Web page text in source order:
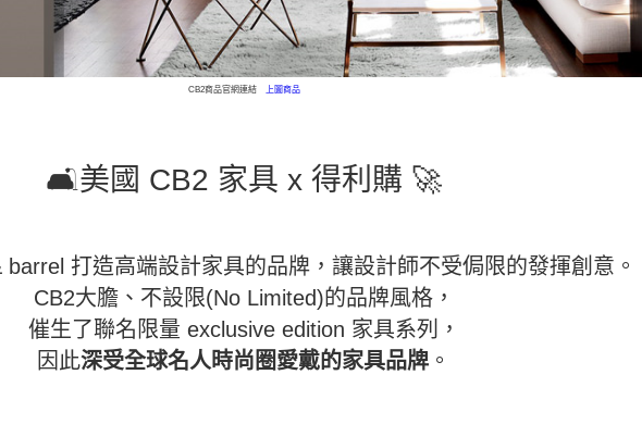
CB2商品官網連結 上圖商品
🛋️美國 CB2 家具 x 得利購 🚀
打造高端設計家具的品牌，讓設計師不受侷限的發揮創意。
CB2大膽、不設限(No Limited)的品牌風格，
催生了聯名限量 exclusive edition 家具系列，
因此深受全球名人時尚圈愛戴的家具品牌 。